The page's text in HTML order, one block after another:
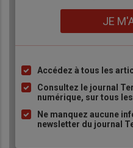
JE
Liste
à
puce
Accédez à tous les
Consultez le journal
numérique, sur tous
Ne manquez aucune
newsletter du journal